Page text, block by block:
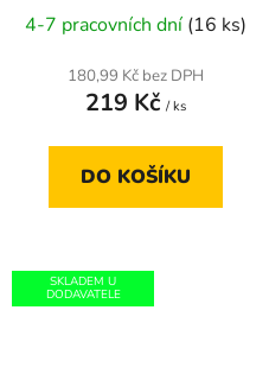
4-7 pracovních dní (16 ks)
180,99 Kč bez DPH
219 Kč / ks
DO KOŠÍKU
SKLADEM U
DODAVATELE